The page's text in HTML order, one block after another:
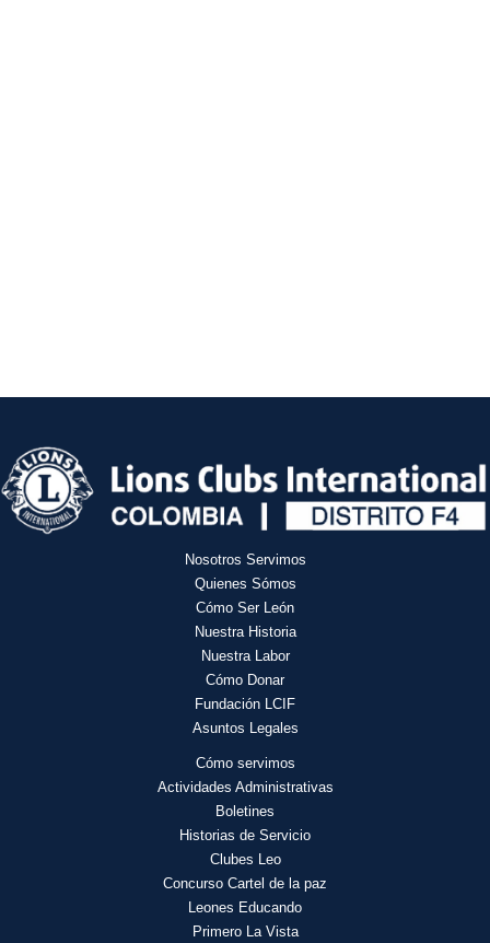
Nosotros Servimos
Quienes Sómos
Cómo Ser León
Nuestra Historia
Nuestra Labor
Cómo Donar
Fundación LCIF
Asuntos Legales
Cómo servimos
Actividades Administrativas
Boletines
Historias de Servicio
Clubes Leo
Concurso Cartel de la paz
Leones Educando
Primero La Vista